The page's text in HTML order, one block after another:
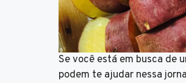
Se você está em busca de
podem te ajudar nessa